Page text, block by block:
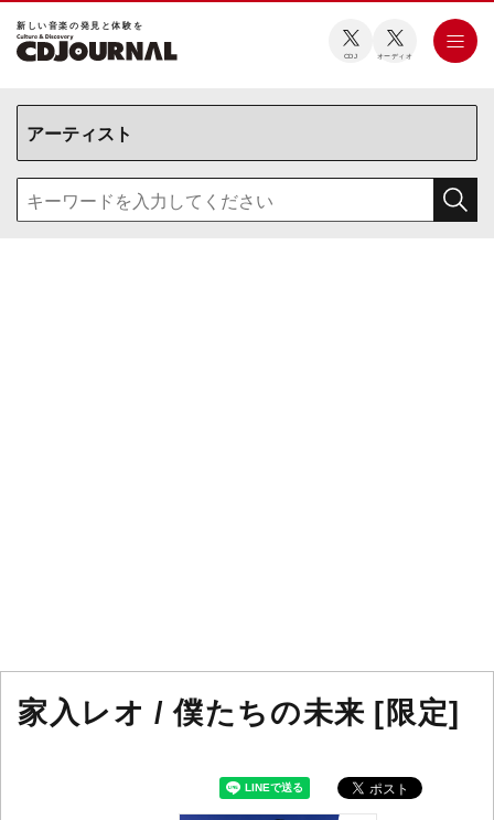
新しい⾳楽の発⾒と体験を
CDJ オーディオ
家入レオ / 僕たちの未来 [限定]